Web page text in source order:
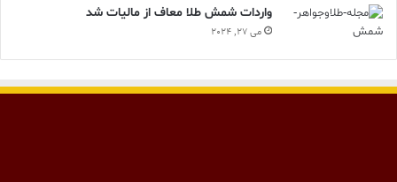
واردات شمش طلا معاف از مالیات شد
می 27, 2024